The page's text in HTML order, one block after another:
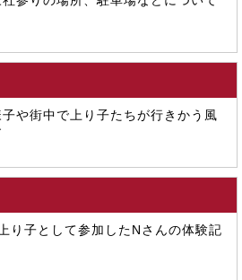
や街中で上り子たちが行きかう風
り子として参加したNさんの体験記